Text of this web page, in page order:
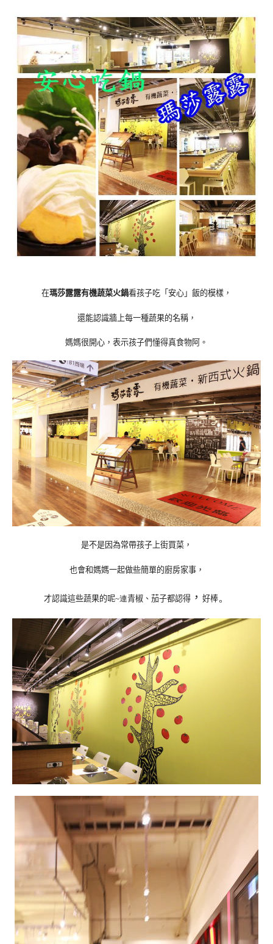
在瑪莎露露有機蔬菜火鍋看孩子吃「安心」飯的模樣，
還能認識牆上每一種蔬果的名稱，
媽媽很開心，表示孩子們懂得真食物阿。
是不是因為常帶孩子上街買菜，
也會和媽媽一起做些簡單的廚房家事，
才認識這些蔬果的呢~連青椒、茄子都認得， 好棒。